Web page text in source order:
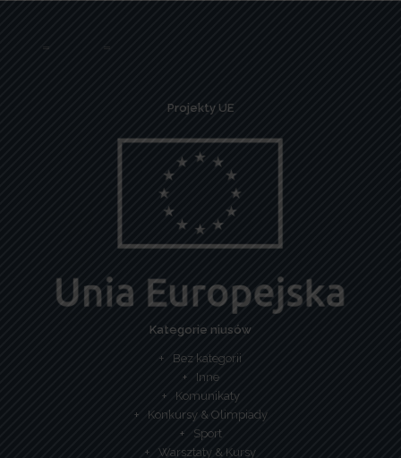
Projekty UE
Kategorie niusów
Bez kategorii
Inne
Komunikaty
Konkursy & Olimpiady
Sport
Warsztaty & Kursy